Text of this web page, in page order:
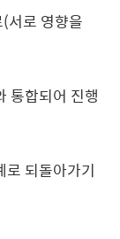
서로 영향을
통합되어 진행
로 되돌아가기